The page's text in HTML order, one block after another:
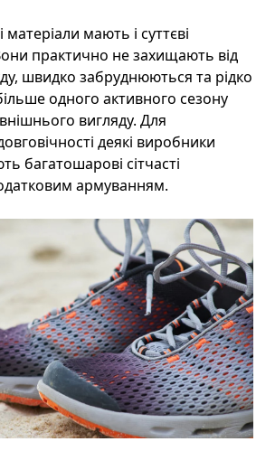
матеріали мають і суттєві
практично не захищають від
швидко забруднюються та рідко
одного активного сезону
вигляду. Для
деякі виробники
багатошарові сітчасті
армуванням.